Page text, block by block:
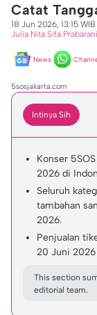
Catat
18 Jun 2026, 13:15 WIB
Julia Nita Sifa Prabarani
News
5sosjakarta.com
Intinya Sih
Konser
2026 di
Seluruh
tambahan
2026.
Penjualan
20 Juni 2026
This section
editorial team.